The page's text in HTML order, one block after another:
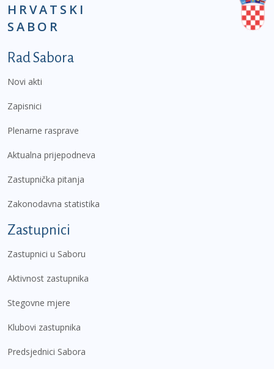
HRVATSKI
SABOR
Podnožje prvi izbornik
Rad Sabora
Novi akti
Zapisnici
Plenarne rasprave
Aktualna prijepodneva
Zastupnička pitanja
Zakonodavna statistika
Zastupnici
Zastupnici u Saboru
Aktivnost zastupnika
Stegovne mjere
Klubovi zastupnika
Predsjednici Sabora